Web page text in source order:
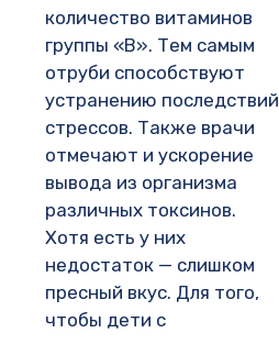
количество витаминов
группы «В». Тем самым
отруби способствуют
устранению последствий
стрессов. Также врачи
отмечают и ускорение
вывода из организма
различных токсинов.
Хотя есть у них
недостаток — слишком
пресный вкус. Для того,
чтобы дети с